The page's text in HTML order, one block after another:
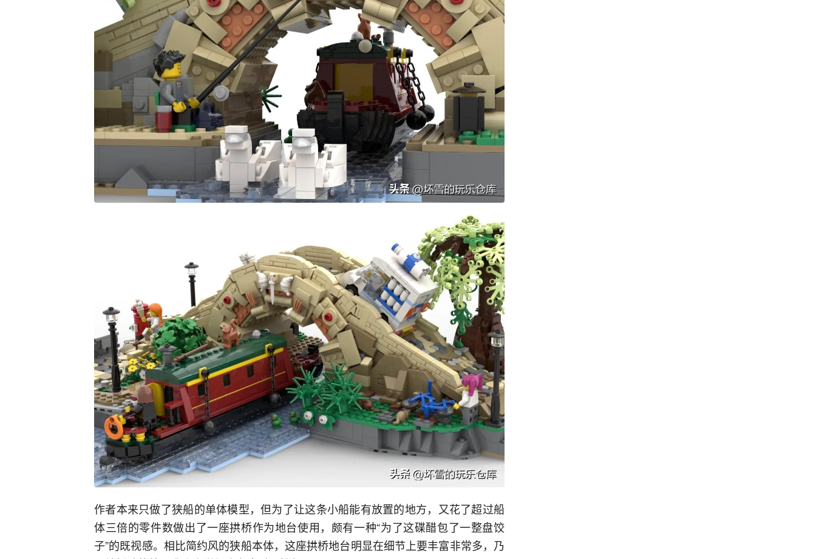
作者本来只做了狭船的单体模型，但为了让这条小船能有放置的地方，又花了超过船
体三倍的零件数做出了一座拱桥作为地台使用，颇有一种“为了这碟醋包了一整盘饺
子”的既视感。相比简约风的狭船本体，这座拱桥地台明显在细节上要丰富非常多，乃